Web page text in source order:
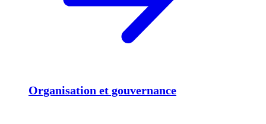
Organisation et gouvernance